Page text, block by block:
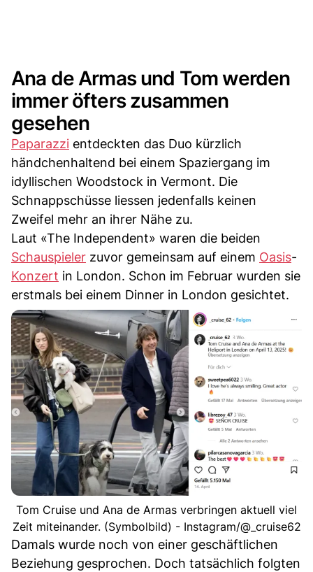
Ana de Armas und Tom werden
immer öfters zusammen
gesehen
Paparazzi entdeckten das Duo kürzlich
händchenhaltend bei einem Spaziergang im
idyllischen Woodstock in Vermont. Die
Schnappschüsse liessen jedenfalls keinen
Zweifel mehr an ihrer Nähe zu.
Laut «The Independent» waren die beiden
Schauspieler zuvor gemeinsam auf einem Oasis-
Konzert in London. Schon im Februar wurden sie
erstmals bei einem Dinner in London gesichtet.
Tom Cruise und Ana de Armas verbringen aktuell viel
Zeit miteinander. (Symbolbild) - Instagram/@_cruise62
Damals wurde noch von einer geschäftlichen
Beziehung gesprochen. Doch tatsächlich folgten